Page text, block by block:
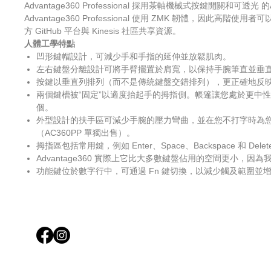
Advantage360 Professional 採用茶軸機械式按鍵開關和可透光
Advantage360 Professional 使用 ZMK 韌體，因此高階使用者
方 GitHub 平台與 Kinesis 社區共享資源。
人體工學特點
凹形鍵帽設計，可減少手和手指的延伸並放鬆肌肉。
左右鍵盤分離設計可將手臂擺置於肩寬，以保持手腕筆直並垂
按鍵以垂直列排列（而不是傳統鍵盤交錯排列），更正確地反
兩個鍵槽被“固定”以適度抬起手的拇指側。帳篷讓您處於更中
個。
外型設計的扶手區可減少手腕的壓力彎曲，並在您不打字時
（AC360PP 單獨出售）。
拇指區包括常用鍵，例如 Enter、Space、Backspace 和
Advantage360 實際上它比大多數鍵盤佔用的空間更小，因為
功能鍵位於數字行中，可通過 Fn 鍵切換，以減少觸及範圍並